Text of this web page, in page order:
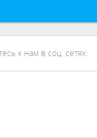
к нам в соц. сетях: